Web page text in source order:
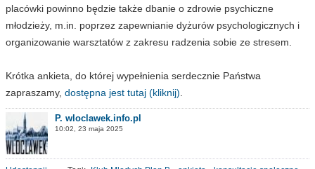
placówki powinno będzie także dbanie o zdrowie psychiczne
młodzieży, m.in. poprzez zapewnianie dyżurów psychologicznych i
organizowanie warsztatów z zakresu radzenia sobie ze stresem.
Krótka ankieta, do której wypełnienia serdecznie Państwa
zapraszamy, dostępna jest tutaj (kliknij)
P. wloclawek.info.pl
10:02, 23 maja 2025